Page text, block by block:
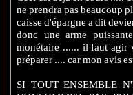
ne prendra pas beaucoup
caisse d'épargne a dit
donc une arme
monétaire ...... il faut agir
préparer .... car mon avis
SI TOUT ENSEMBLE